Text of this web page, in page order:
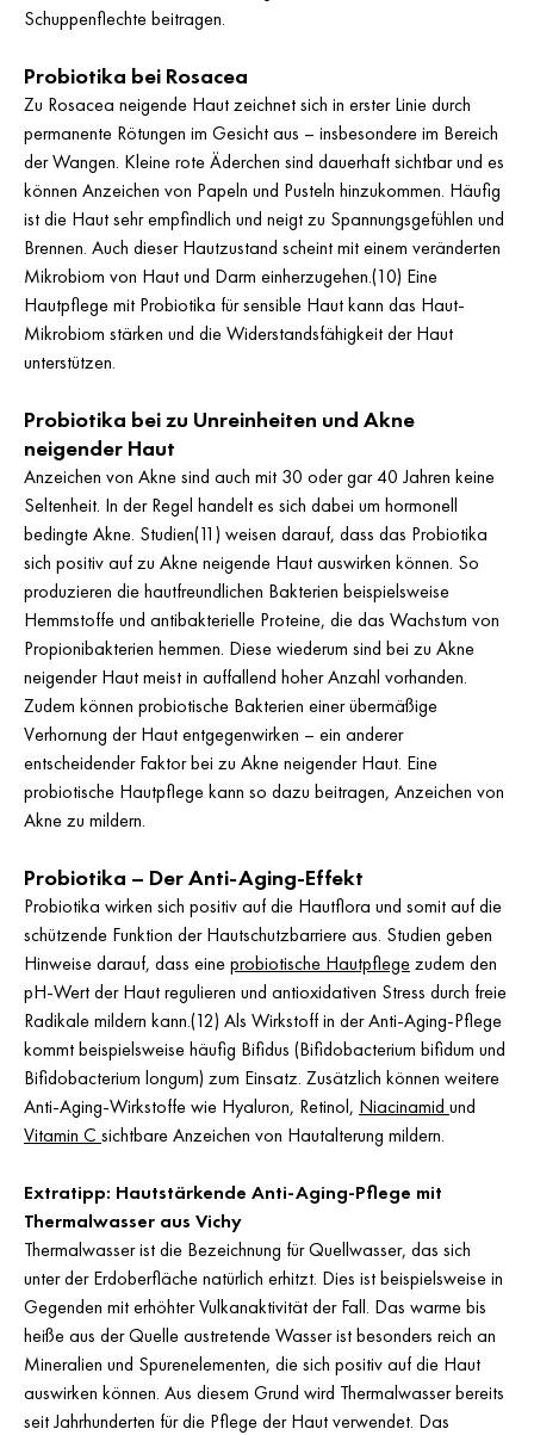
Schuppenflechte beitragen.
Probiotika bei Rosacea
Zu Rosacea neigende Haut zeichnet sich in erster Linie durch
permanente Rötungen im Gesicht aus – insbesondere im Bereich
der Wangen. Kleine rote Äderchen sind dauerhaft sichtbar und es
können Anzeichen von Papeln und Pusteln hinzukommen. Häufig
ist die Haut sehr empfindlich und neigt zu Spannungsgefühlen und
Brennen. Auch dieser Hautzustand scheint mit einem veränderten
Mikrobiom von Haut und Darm einherzugehen.(10) Eine
Hautpflege mit Probiotika für sensible Haut kann das Haut-
Mikrobiom stärken und die Widerstandsfähigkeit der Haut
unterstützen.
Probiotika bei zu Unreinheiten und Akne
neigender Haut
Anzeichen von Akne sind auch mit 30 oder gar 40 Jahren keine
Seltenheit. In der Regel handelt es sich dabei um hormonell
bedingte Akne. Studien(11) weisen darauf, dass das Probiotika
sich positiv auf zu Akne neigende Haut auswirken können. So
produzieren die hautfreundlichen Bakterien beispielsweise
Hemmstoffe und antibakterielle Proteine, die das Wachstum von
Propionibakterien hemmen. Diese wiederum sind bei zu Akne
neigender Haut meist in auffallend hoher Anzahl vorhanden.
Zudem können probiotische Bakterien einer übermäßige
Verhornung der Haut entgegenwirken – ein anderer
entscheidender Faktor bei zu Akne neigender Haut. Eine
probiotische Hautpflege kann so dazu beitragen, Anzeichen von
Akne zu mildern.
Probiotika – Der Anti-Aging-Effekt
Probiotika wirken sich positiv auf die Hautflora und somit auf die
schützende Funktion der Hautschutzbarriere aus. Studien geben
Hinweise darauf, dass eineprobiotische Hautpflegezudem den
pH-Wert der Haut regulieren und antioxidativen Stress durch freie
Radikale mildern kann.(12) Als Wirkstoff in der Anti-Aging-Pflege
kommt beispielsweise häufig Bifidus (Bifidobacterium bifidum und
Bifidobacterium longum) zum Einsatz. Zusätzlich können weitere
Anti-Aging-Wirkstoffe wie Hyaluron, Retinol, Niacinamid und
Vitamin C sichtbare Anzeichen von Hautalterung mildern.
Extratipp: Hautstärkende Anti-Aging-Pflege mit
Thermalwasser aus Vichy
Thermalwasser ist die Bezeichnung für Quellwasser, das sich
unter der Erdoberfläche natürlich erhitzt. Dies ist beispielsweise in
Gegenden mit erhöhter Vulkanaktivität der Fall. Das warme bis
heiße aus der Quelle austretende Wasser ist besonders reich an
Mineralien und Spurenelementen, die sich positiv auf die Haut
auswirken können. Aus diesem Grund wird Thermalwasser bereits
seit Jahrhunderten für die Pflege der Haut verwendet. Das